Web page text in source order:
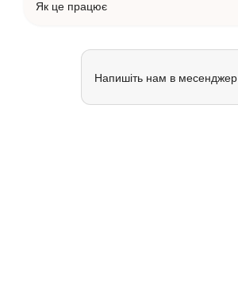
Як це працює
Напишіть нам в месенджер